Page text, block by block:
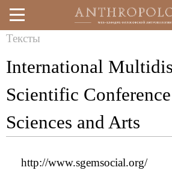
к
основному
здесь
Тексты
International
Scientific
Sciences and Arts
http://www.sgemsocial.org/